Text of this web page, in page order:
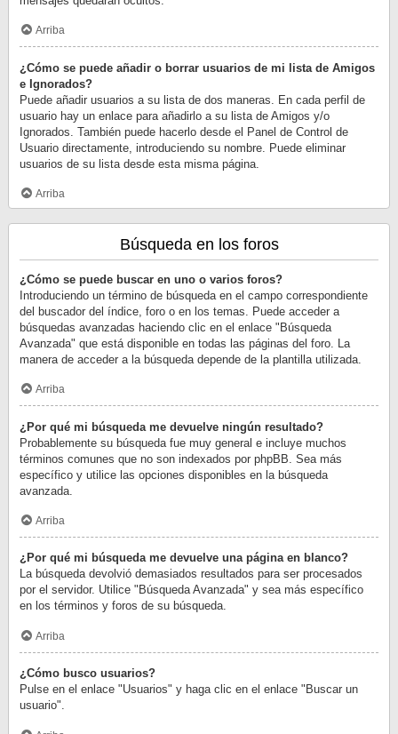
Arriba
¿Cómo se puede añadir o borrar usuarios de mi lista de Amigos
e Ignorados?
Puede añadir usuarios a su lista de dos maneras. En cada perfil de
usuario hay un enlace para añadirlo a su lista de Amigos y/o
Ignorados. También puede hacerlo desde el Panel de Control de
Usuario directamente, introduciendo su nombre. Puede eliminar
usuarios de su lista desde esta misma página.
Arriba
Búsqueda en los foros
¿Cómo se puede buscar en uno o varios foros?
Introduciendo un término de búsqueda en el campo correspondiente
del buscador del índice, foro o en los temas. Puede acceder a
búsquedas avanzadas haciendo clic en el enlace "Búsqueda
Avanzada" que está disponible en todas las páginas del foro. La
manera de acceder a la búsqueda depende de la plantilla utilizada.
Arriba
¿Por qué mi búsqueda me devuelve ningún resultado?
Probablemente su búsqueda fue muy general e incluye muchos
términos comunes que no son indexados por phpBB. Sea más
específico y utilice las opciones disponibles en la búsqueda
avanzada.
Arriba
¿Por qué mi búsqueda me devuelve una página en blanco?
La búsqueda devolvió demasiados resultados para ser procesados
por el servidor. Utilice "Búsqueda Avanzada" y sea más específico
en los términos y foros de su búsqueda.
Arriba
¿Cómo busco usuarios?
Pulse en el enlace "Usuarios" y haga clic en el enlace "Buscar un
usuario".